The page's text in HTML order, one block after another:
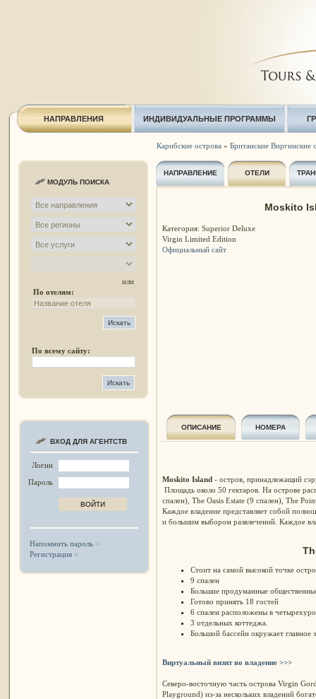
НАПРАВЛЕНИЯ ИНДИВИДУАЛЬНЫЕ ПРОГРАММЫ
МОДУЛЬ ПОИСКА
или
По отелям:
По всему сайту:
ВХОД ДЛЯ АГЕНТСТВ
Логин
Пароль
Напомнить пароль
Регистрация
Карибские острова » Британские Виргинские
НАПРАВЛЕНИЕ ОТЕЛИ
Moskito
Категория: Superior Deluxe
Virgin Limited Edition
Официальный сайт
ОПИСАНИЕ НОМЕРА
Moskito Island- остров, принадлежащий
Площадь около 50 гектаров. На острове
спален), The Oasis Estate (9 спален), The
Каждое владение представляет собой
и большим выбором развлечений. Каждое
Стоит на самой высокой точке
9 спален
Большие продуманные
Готово принять 18 гостей
6 спален расположены в
3 отдельных коттеджа.
Большой бассейн окружает
Виртуальный визит во владение >>>
Cеверо-восточную часть острова Virgin
Playground) из-за нескольких владений